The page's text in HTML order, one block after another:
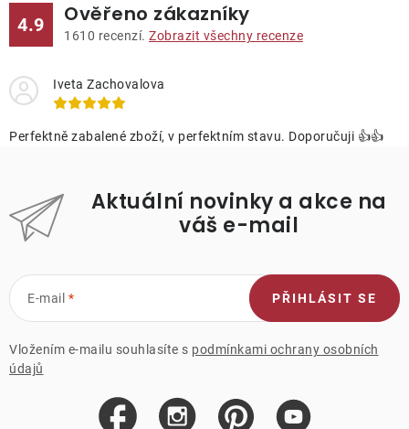
4.9 Ověřeno zákazníky
1610 recenzí. Zobrazit všechny recenze
Iveta Zachovalova
Perfektně zabalené zboží, v perfektním stavu. Doporučuji 👍👍
Aktuální novinky a akce na
váš e-mail
E-mail
Vložením e-mailu souhlasíte s podmínkami ochrany osobních
údajů
PŘIHLÁSIT SE